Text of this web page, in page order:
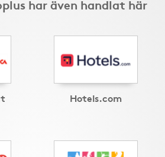
har även handlat här
Hotels.com